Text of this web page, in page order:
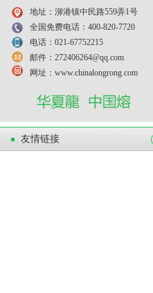
地址：泖港镇中民路559弄1号
全国免费电话：400-820-7720
电话：021-67752215
邮件：272406264@qq.com
网址：www.chinalongrong.com
友情链接